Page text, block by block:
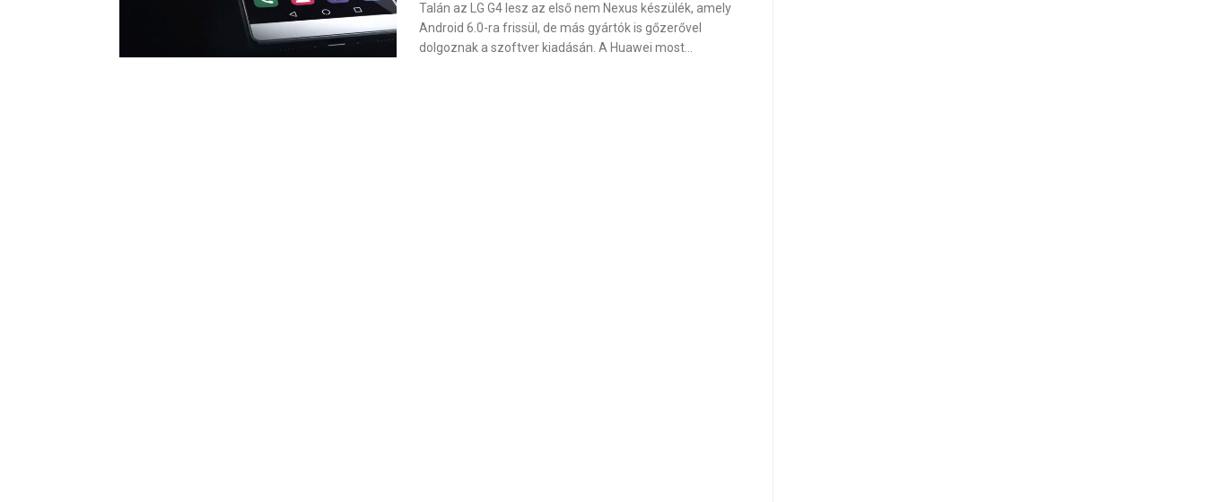
Talán az LG G4 lesz az első nem Nexus készülék, amely
Android 6.0-ra frissül, de más gyártók is gőzerővel
dolgoznak a szoftver kiadásán. A Huawei most…